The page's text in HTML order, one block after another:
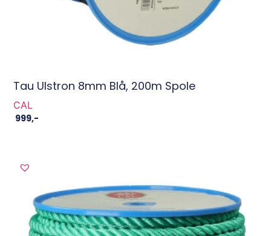
Tau Ulstron 8mm Blå, 200m Spole
CAL
999,-